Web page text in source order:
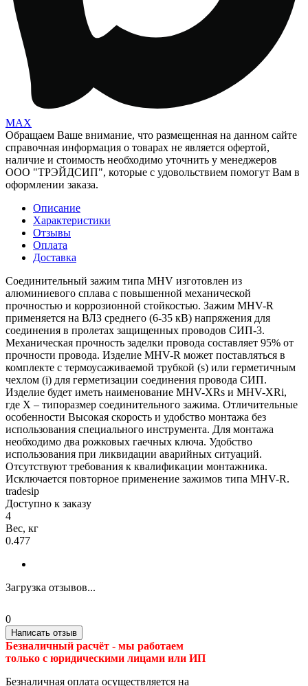
MAX
Обращаем Ваше внимание, что размещенная на данном сайте
справочная информация о товарах не является офертой,
наличие и стоимость необходимо уточнить у менеджеров
ООО "ТРЭЙДСИП", которые с удовольствием помогут Вам в
оформлении заказа.
Описание
Характеристики
Отзывы
Оплата
Доставка
Соединительный зажим типа MHV изготовлен из
алюминиевого сплава с повышенной механической
прочностью и коррозионной стойкостью. Зажим MHV-R
применяется на ВЛЗ среднего (6-35 кВ) напряжения для
соединения в пролетах защищенных проводов СИП-3.
Механическая прочность заделки провода составляет 95% от
прочности провода. Изделие MHV-R может поставляться в
комплекте с термоусаживаемой трубкой (s) или герметичным
чехлом (i) для герметизации соединения провода СИП.
Изделие будет иметь наименование MHV-XRs и MHV-XRi,
где X – типоразмер соединительного зажима. Отличительные
особенности Высокая скорость и удобство монтажа без
использования специального инструмента. Для монтажа
необходимо два рожковых гаечных ключа. Удобство
использования при ликвидации аварийных ситуаций.
Отсутствуют требования к квалификации монтажника.
Исключается повторное применение зажимов типа MHV-R.
tradesip
Доступно к заказу
4
Вес, кг
0.477
Загрузка отзывов...
0
Написать отзыв
Безналичный расчёт - мы работаем
только с юридическими лицами или ИП
Безналичная оплата осуществляется на